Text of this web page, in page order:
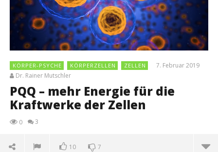
KÖRPER-PSYCHE KÖRPERZELLEN ZELLEN
7. Februar 2019
Dr. Rainer Mutschler
PQQ – mehr Energie für die
Kraftwerke der Zellen
0 3
10 7